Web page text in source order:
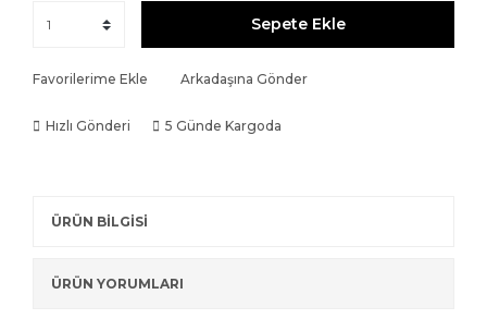
Sepete Ekle
Favorilerime Ekle Arkadaşına Gönder
Hızlı Gönderi 5 Günde Kargoda
ÜRÜN BİLGİSİ
ÜRÜN YORUMLARI